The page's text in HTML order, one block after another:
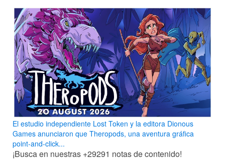
El estudio independiente Lost Token y la editora Dionous
Games anunciaron que Theropods, una aventura gráfica
point-and-click...
¡Busca en nuestras +29291 notas de contenido!